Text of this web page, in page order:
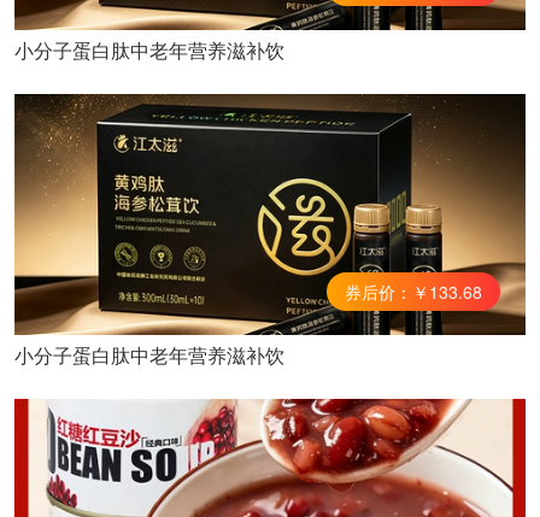
小分子蛋白肽中老年营养滋补饮
券后价：￥133.68
小分子蛋白肽中老年营养滋补饮